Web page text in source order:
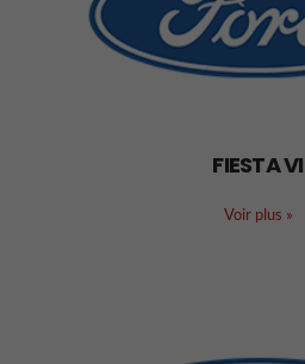
FIESTA VI
Voir plus »